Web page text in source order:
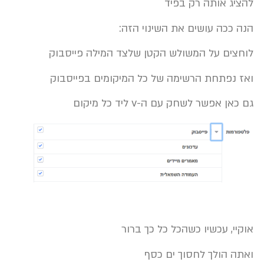
להציג אותה רק בפיד
הנה ככה עושים את השינוי הזה:
לוחצים על המשולש הקטן שלצד המילה פייסבוק
ואז נפתחת הרשימה של כל המיקומים בפייסבוק
גם כאן אפשר לשחק עם ה-v ליד כל מיקום
אוקיי, עכשיו כשהכל כל כך ברור
ואתה הולך לחסוך ים כסף